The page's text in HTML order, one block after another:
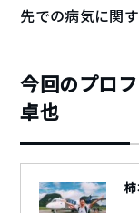
先での病気に関
今回のプロ
卓也